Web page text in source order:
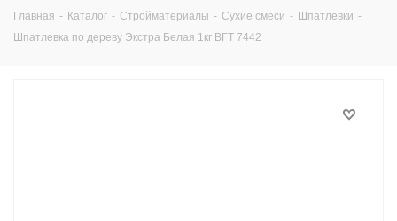
Главная - Каталог - Стройматериалы - Сухие смеси - Шпатлевки -
Шпатлевка по дереву Экстра Белая 1кг ВГТ 7442